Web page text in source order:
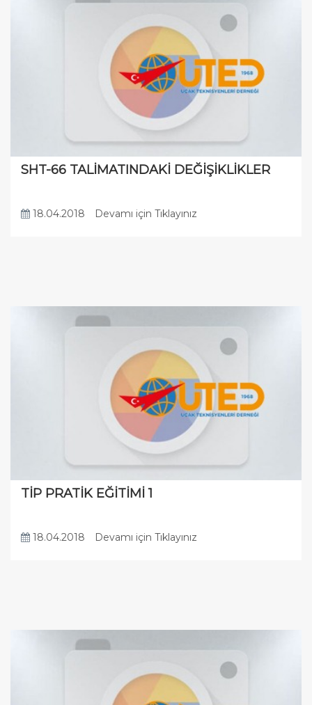
SHT-66 TALİMATINDAKİ DEĞİŞİKLİKLER
18.04.2018 Devamı için Tıklayınız
TİP PRATİK EĞİTİMİ 1
18.04.2018 Devamı için Tıklayınız